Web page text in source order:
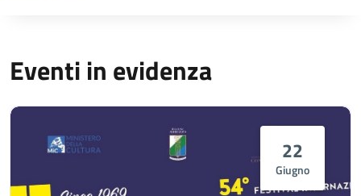
Eventi in evidenza
22
Giugno